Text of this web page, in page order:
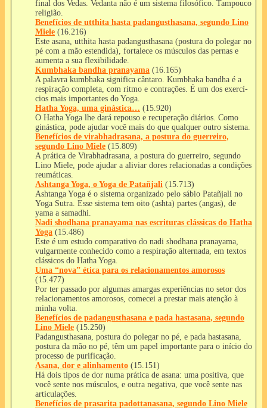
final dos Vedas. Vedanta não é um sistema filosófico. Tampouco
religião.
Benefícios de utthita hasta padangusthasana, segundo Lino
Miele (16.216)
Este asana, utthita hasta padangusthasana (postura do polegar no
pé com a mão estendida), fortalece os músculos das pernas e
aumenta a sua flexibilidade.
Kumbhaka bandha pranayama (16.165)
A palavra kumbhaka significa cântaro. Kumbhaka bandha é a
respiração completa, com ritmo e contrações. É um dos exercí­
cios mais importantes do Yoga.
Hatha Yoga, uma ginástica… (15.920)
O Hatha Yoga lhe dará repouso e recuperação diários. Como
ginástica, pode ajudar você mais do que qualquer outro sistema.
Benefícios de virabhadrasana, a postura do guerreiro,
segundo Lino Miele (15.809)
A prática de Virabhadrasana, a postura do guerreiro, segundo
Lino Miele, pode ajudar a aliviar dores relacionadas a condições
reumáticas.
Ashtanga Yoga, o Yoga de Patañjali (15.713)
Ashtanga Yoga é o sistema organizado pelo sábio Patañjali no
Yoga Sutra. Esse sistema tem oito (ashta) partes (angas), de
yama a samadhi.
Nadi shodhana pranayama nas escrituras clássicas do Hatha
Yoga (15.486)
Este é um estudo comparativo do nadi shodhana pranayama,
vulgarmente conhecido como a respiração alternada, em textos
clássicos do Hatha Yoga.
Uma “nova” ética para os relacionamentos amorosos
(15.477)
Por ter passado por algumas amargas experiências no setor dos
relacionamentos amorosos, comecei a prestar mais atenção à
minha volta.
Benefícios de padangusthasana e pada hastasana, segundo
Lino Miele (15.250)
Padangusthasana, postura do polegar no pé, e pada hastasana,
postura da mão no pé, têm um papel importante para o início do
processo de purificação.
Asana, dor e alinhamento (15.151)
Há dois tipos de dor numa prática de asana: uma positiva, que
você sente nos músculos, e outra negativa, que você sente nas
articulações.
Benefícios de prasarita padottanasana, segundo Lino Miele